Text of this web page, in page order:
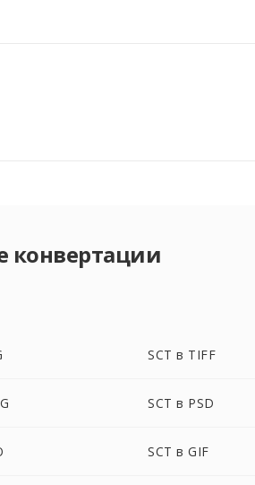
конвертации
SCT в TIFF
SCT в PSD
SCT в GIF